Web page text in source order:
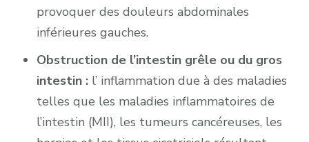
provoquer des douleurs abdominales
inférieures gauches.
Obstruction de l’intestin grêle ou du gros
intestin : l’ inflammation due à des maladies
telles que les maladies inflammatoires de
l’intestin (MII), les tumeurs cancéreuses, les